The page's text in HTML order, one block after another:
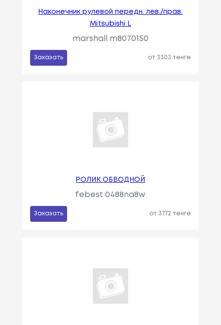
Наконечник рулевой передн. лев./прав.
Mitsubishi L
marshall m8070150
Заказать от 3303 тенге
РОЛИК ОБВОДНОЙ
febest 0488na8w
Заказать от 3772 тенге